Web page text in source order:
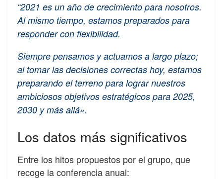
“2021 es un año de crecimiento para nosotros.
Al mismo tiempo, estamos preparados para
responder con flexibilidad.
Siempre pensamos y actuamos a largo plazo;
al tomar las decisiones correctas hoy, estamos
preparando el terreno para lograr nuestros
ambiciosos objetivos estratégicos para 2025,
2030 y más allá».
Los datos más significativos
Entre los hitos propuestos por el grupo, que
recoge la conferencia anual: